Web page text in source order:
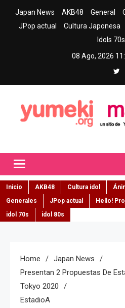
Japan News AKB48 General
JPop actual
Cultura Japonesa
Idols 70s
08 Ago, 2026
Inicio AKB48 Cultura idol
Generales
JPop actual Hello!
idol 70s
idol 80s
Home
Japan News
Presentan 2 Propuestas De
Tokyo 2020
EstadioA